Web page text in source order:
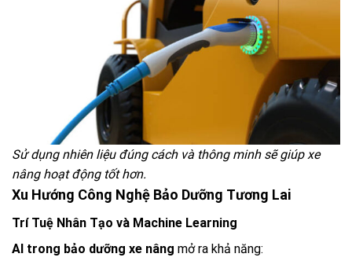
Sử dụng nhiên liệu đúng cách và thông minh sẽ giúp xe
nâng hoạt động tốt hơn.
Xu Hướng Công Nghệ Bảo Dưỡng Tương Lai
Trí Tuệ Nhân Tạo và Machine Learning
AI trong bảo dưỡng xe nâng mở ra khả năng: